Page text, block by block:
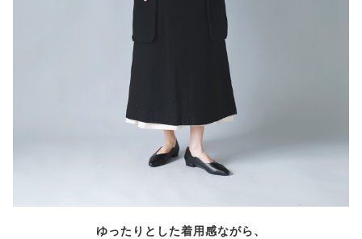
ゆったりとした着用感ながら、